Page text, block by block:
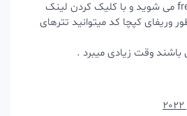
وار دقسمت free rol tether می شوید و با کلیک کردن لینک
وریفای کپچا کد میتوانید تترهای
باشند وقت زیادی میبرد .